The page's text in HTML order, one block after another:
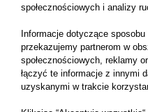
Massey Ferguson
Massey Ferguson
Massey Ferguson
Massey Ferguson
społecznościowych i analizy
Informacje dotyczące
przekazujemy partnerom w
społecznościowych, reklamy
łączyć te informacje z innymi
uzyskanymi w trakcie